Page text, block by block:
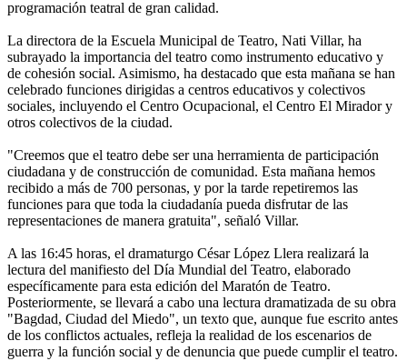
programación teatral de gran calidad.
La directora de la Escuela Municipal de Teatro, Nati Villar, ha
subrayado la importancia del teatro como instrumento educativo y
de cohesión social. Asimismo, ha destacado que esta mañana se han
celebrado funciones dirigidas a centros educativos y colectivos
sociales, incluyendo el Centro Ocupacional, el Centro El Mirador y
otros colectivos de la ciudad.
"Creemos que el teatro debe ser una herramienta de participación
ciudadana y de construcción de comunidad. Esta mañana hemos
recibido a más de 700 personas, y por la tarde repetiremos las
funciones para que toda la ciudadanía pueda disfrutar de las
representaciones de manera gratuita", señaló Villar.
A las 16:45 horas, el dramaturgo César López Llera realizará la
lectura del manifiesto del Día Mundial del Teatro, elaborado
específicamente para esta edición del Maratón de Teatro.
Posteriormente, se llevará a cabo una lectura dramatizada de su obra
"Bagdad, Ciudad del Miedo", un texto que, aunque fue escrito antes
de los conflictos actuales, refleja la realidad de los escenarios de
guerra y la función social y de denuncia que puede cumplir el teatro.